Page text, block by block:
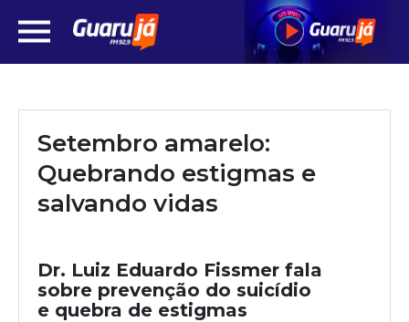
Setembro amarelo:
Quebrando estigmas e
salvando vidas
Dr. Luiz Eduardo Fissmer fala
sobre prevenção do suicídio
e quebra de estigmas